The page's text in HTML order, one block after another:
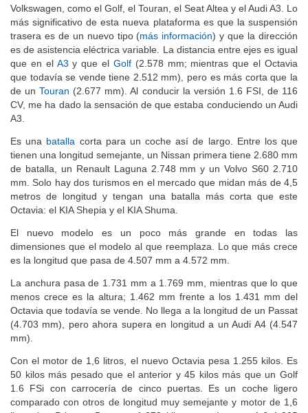
Volkswagen, como el Golf, el Touran, el Seat Altea y el Audi A3. Lo
más significativo de esta nueva plataforma es que la suspensión
trasera es de un nuevo tipo (más información) y que la dirección
es de asistencia eléctrica variable. La distancia entre ejes es igual
que en el A3 y que el Golf (2.578 mm; mientras que el Octavia
que todavía se vende tiene 2.512 mm), pero es más corta que la
de unTouran (2.677 mm). Al conducir la versión 1.6 FSI, de 116
CV, me ha dado la sensación de que estaba conduciendo un Audi
A3.
Es una batalla corta para un coche así de largo. Entre los que
tienen una longitud semejante, un Nissan primera tiene 2.680 mm
de batalla, un Renault Laguna 2.748 mm y un Volvo S60 2.710
mm. Solo hay dos turismos en el mercado que midan más de 4,5
metros de longitud y tengan una batalla más corta que este
Octavia: el KIA Shepia y el KIA Shuma.
El nuevo modelo es un poco más grande en todas las
dimensiones que el modelo al que reemplaza. Lo que más crece
es la longitud que pasa de 4.507 mm a 4.572 mm.
La anchura pasa de 1.731 mm a 1.769 mm, mientras que lo que
menos crece es la altura; 1.462 mm frente a los 1.431 mm del
Octavia que todavía se vende. No llega a la longitud de un Passat
(4.703 mm), pero ahora supera en longitud a un Audi A4 (4.547
mm).
Con el motor de 1,6 litros, el nuevo Octavia pesa 1.255 kilos. Es
50 kilos más pesado que el anterior y 45 kilos más que un Golf
1.6 FSi con carrocería de cinco puertas. Es un coche ligero
comparado con otros de longitud muy semejante y motor de 1,6